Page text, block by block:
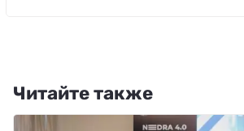
Читайте также